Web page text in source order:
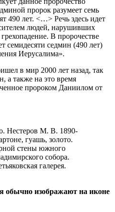
пророк разумеет семь
490 лет. <…> Речь здесь идет
людей, нарушивших
В пророчестве
семидесяти седмин (490 лет)
Иерусалима».
в мир 2000 лет назад, так
а также на это время
пророком Даниилом от
Нестеров М. В. 1890-
гуашь, золото.
стены южного
собора.
галерея.
обычно изображают на иконе